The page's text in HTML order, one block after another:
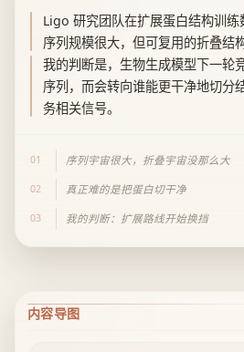
Ligo 研究团队在扩展蛋白结构训
序列规模很大，但可复用的折叠结
我的判断是，生物生成模型下一轮
序列，而会转向谁能更干净地切分
务相关信号。
01 序列宇宙很大，折叠宇宙没那么大
02 真正难的是把蛋白切干净
03 我的判断：扩展路线开始换挡
内容导图